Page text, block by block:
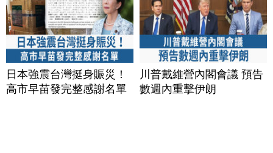
日本強震台灣挺身賑災！
高市早苗發完整感謝名單
川普戴維營內閣會議 預告
數週內重擊伊朗